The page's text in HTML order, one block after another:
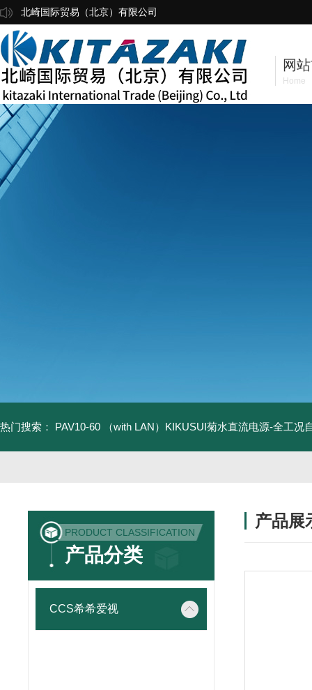
北崎国际贸易（北京）有限公司
网
Home
热门搜索： PAV10-60 （with LAN）KIKUSUI菊水直流电源-全工况
PRODUCT CLASSIFICATION
产品分类
CCS希希爱视
产品展